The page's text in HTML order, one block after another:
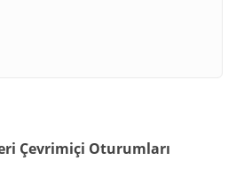
Çevrimiçi Oturumları